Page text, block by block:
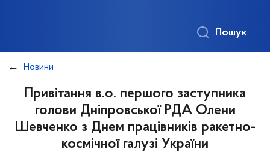
Пошук
Новини
Привітання в.о. першого заступника
голови Дніпровської РДА Олени
Шевченко з Днем працівників ракетно-
космічної галузі України